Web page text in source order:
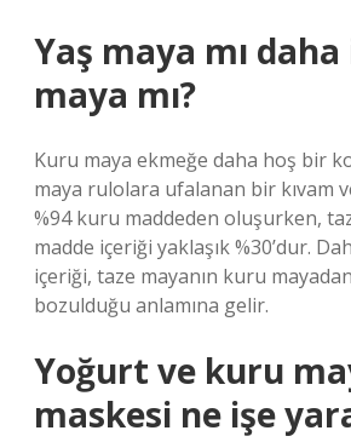
Yaş maya mı
maya mı?
Kuru maya ekmeğe daha hoş bir
maya rulolara ufalanan bir kıvam
%94 kuru maddeden oluşurken,
madde içeriği yaklaşık %30’dur.
içeriği, taze mayanın kuru
bozulduğu anlamına gelir.
Yoğurt ve kuru
maskesi ne işe